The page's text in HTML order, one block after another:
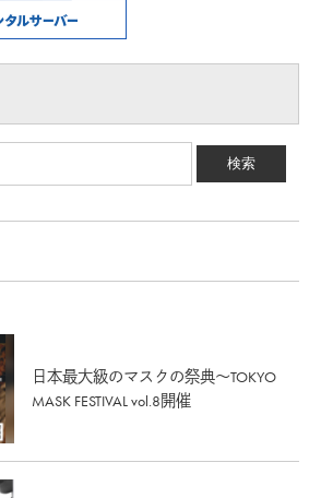
日本最大級のマスクの祭典～TOKYO
MASK FESTIVAL vol.8開催